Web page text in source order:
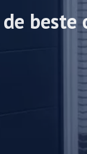
beste